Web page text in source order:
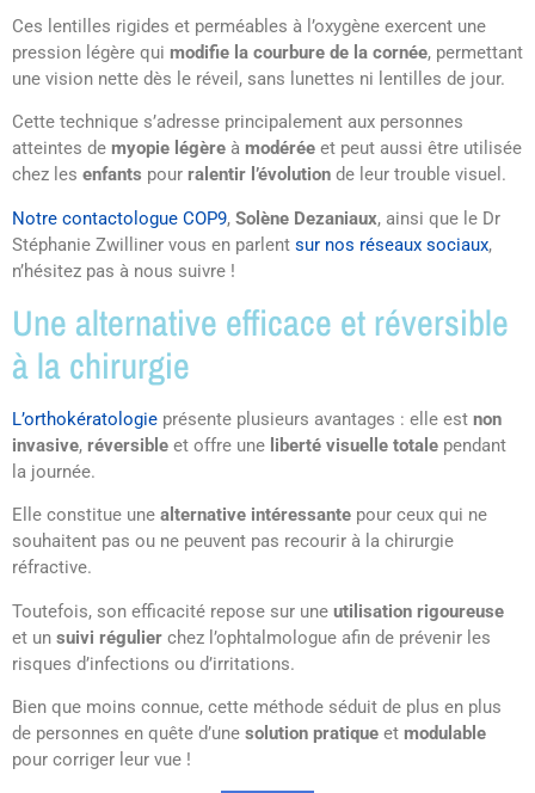
Ces lentilles rigides et perméables à l’oxygène exercent une
pression légère qui modifie la courbure de la cornée, permettant
une vision nette dès le réveil, sans lunettes ni lentilles de jour.
Cette technique s’adresse principalement aux personnes
atteintes de myopie légère à modérée et peut aussi être utilisée
chez les enfants pour ralentir l’évolution de leur trouble visuel.
Notre contactologue COP9, Solène Dezaniaux, ainsi que le Dr
Stéphanie Zwilliner vous en parlent sur nos réseaux sociaux,
n’hésitez pas à nous suivre !
Une alternative efficace et réversible
à la chirurgie
L’orthokératologie présente plusieurs avantages : elle est non
invasive, réversible et offre une liberté visuelle totale pendant
la journée.
Elle constitue une alternative intéressante pour ceux qui ne
souhaitent pas ou ne peuvent pas recourir à la chirurgie
réfractive.
Toutefois, son efficacité repose sur une utilisation rigoureuse
et un suivi régulier chez l’ophtalmologue afin de prévenir les
risques d’infections ou d’irritations.
Bien que moins connue, cette méthode séduit de plus en plus
de personnes en quête d’une solution pratique et modulable
pour corriger leur vue !